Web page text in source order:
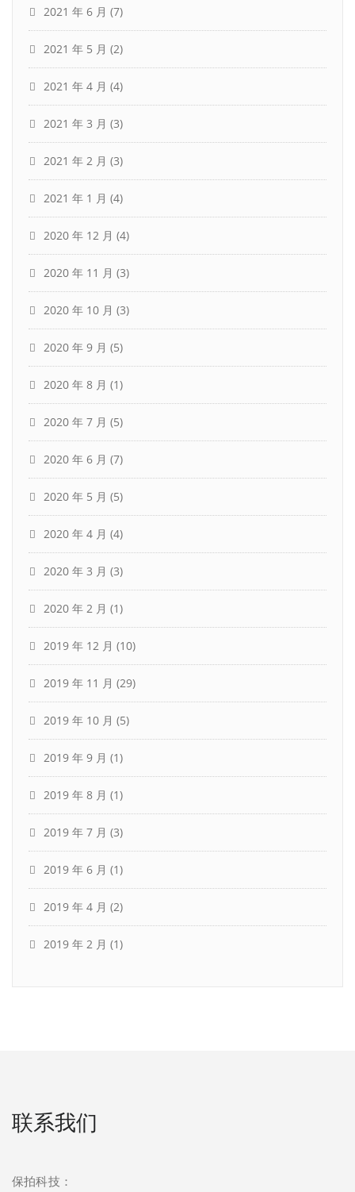
2021 年 6 月 (7)
2021 年 5 月 (2)
2021 年 4 月 (4)
2021 年 3 月 (3)
2021 年 2 月 (3)
2021 年 1 月 (4)
2020 年 12 月 (4)
2020 年 11 月 (3)
2020 年 10 月 (3)
2020 年 9 月 (5)
2020 年 8 月 (1)
2020 年 7 月 (5)
2020 年 6 月 (7)
2020 年 5 月 (5)
2020 年 4 月 (4)
2020 年 3 月 (3)
2020 年 2 月 (1)
2019 年 12 月 (10)
2019 年 11 月 (29)
2019 年 10 月 (5)
2019 年 9 月 (1)
2019 年 8 月 (1)
2019 年 7 月 (3)
2019 年 6 月 (1)
2019 年 4 月 (2)
2019 年 2 月 (1)
联系我们
保拍科技：